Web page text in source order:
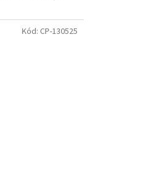
Kód: CP-130525